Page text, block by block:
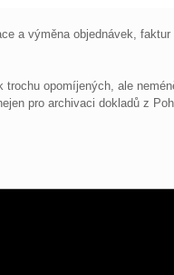
a výměna objednávek,
trochu opomíjených, ale
pro archivaci dokladů z